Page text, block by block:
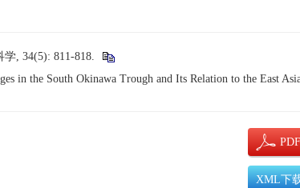
, 34(5): 811-818.
the South Okinawa Trough and Its Relation to the East
XML下